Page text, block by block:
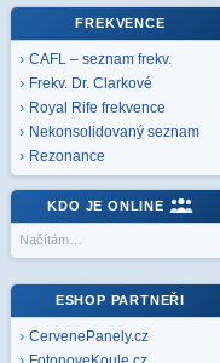
FREKVENCE
CAFL – seznam frekv.
Frekv. Dr. Clarkové
Royal Rife frekvence
Nekonsolidovaný seznam
Rezonance
KDO JE ONLINE
Načítám…
ESHOP PARTNEŘI
CervenePanely.cz